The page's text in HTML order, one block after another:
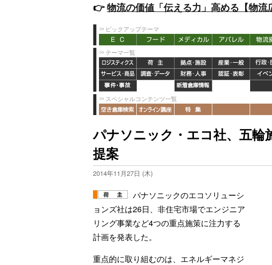
👉️物流の価値「伝える力」高める【物
ピックアップテーマ
テーマ一覧
スペシャルコンテンツ一覧
パナソニック・エコ社、五輪
提案
2014年11月27日 (木)
パナソニックのエコソリューシ
ョンズ社は26日、非住宅市場でエンジニア
リング事業など4つの重点施策に注力する
計画を発表した。
重点的に取り組むのは、エネルギーマネジ